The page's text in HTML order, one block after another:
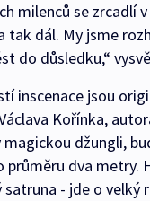
milenců se zrcadlí
tak dál. My jsme
do důsledku,“
inscenace jsou
Kořínka,
magickou džungli,
průměru dva metry.
satruna - jde o velký